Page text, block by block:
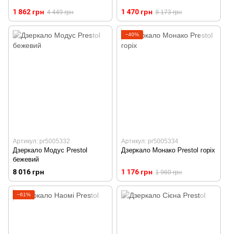
1 862 грн 4 449 грн 1 470 грн 8 173 грн
Артикул: pr5005332
Дзеркало Модус Prestol
бежевий
8 016 грн
−40%
Артикул: pr5005334
Дзеркало Монако Prestol горіх
1 176 грн 1 960 грн
−61%